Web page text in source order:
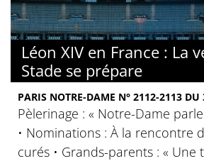
Léon XIV en France : La
Stade se prépare
PARIS NOTRE-DAME N° 2112-2113 DU
Pèlerinage : « Notre-Dame
• Nominations : À la rencontre
curés • Grands-parents : « Une